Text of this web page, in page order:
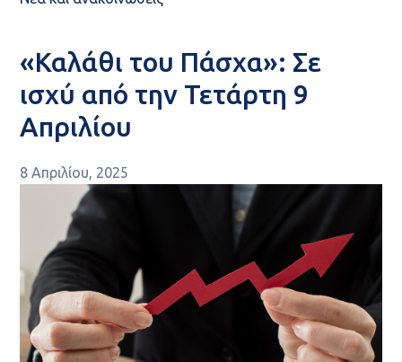
«Καλάθι του Πάσχα»: Σε
ισχύ από την Τετάρτη 9
Απριλίου
8 Απριλίου, 2025